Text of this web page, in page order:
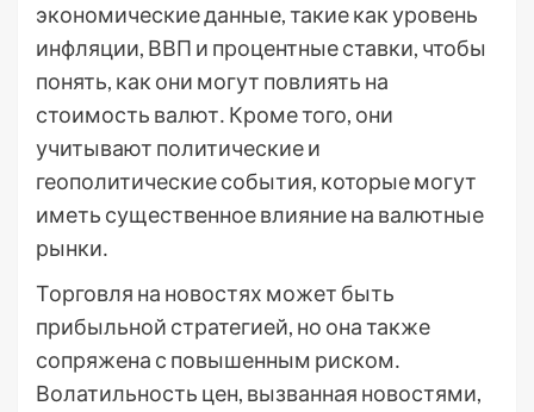
экономические данные, такие как уровень
инфляции, ВВП и процентные ставки, чтобы
понять, как они могут повлиять на
стоимость валют․ Кроме того, они
учитывают политические и
геополитические события, которые могут
иметь существенное влияние на валютные
рынки․
Торговля на новостях может быть
прибыльной стратегией, но она также
сопряжена с повышенным риском․
Волатильность цен, вызванная новостями,